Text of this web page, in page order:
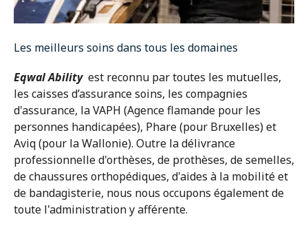
Les meilleurs soins dans tous les domaines
Eqwal Abilityest reconnu par toutes les mutuelles,
les caisses d’assurance soins, les compagnies
d'assurance, la VAPH (Agence flamande pour les
personnes handicapées), Phare (pour Bruxelles) et
Aviq (pour la Wallonie). Outre la délivrance
professionnelle d'orthèses, de prothèses, de semelles,
de chaussures orthopédiques, d'aides à la mobilité et
de bandagisterie, nous nous occupons également de
toute l'administration y afférente.